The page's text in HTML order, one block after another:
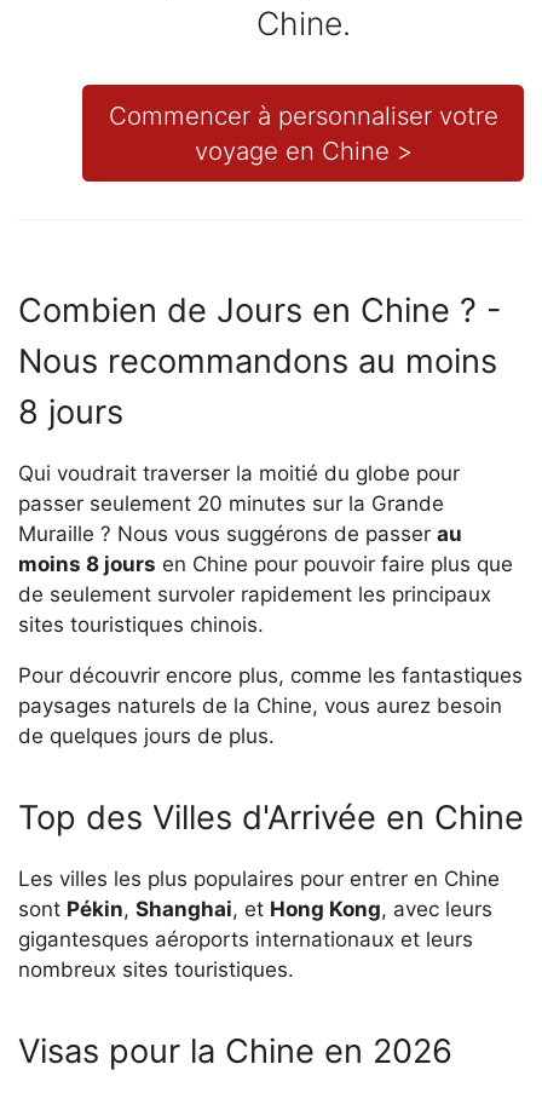
Chine.
Commencer à personnaliser votre
voyage en Chine >
Combien de Jours en Chine ? -
Nous recommandons au moins
8 jours
Qui voudrait traverser la moitié du globe pour
passer seulement 20 minutes sur la Grande
Muraille ? Nous vous suggérons de passer au
moins 8 jours en Chine pour pouvoir faire plus que
de seulement survoler rapidement les principaux
sites touristiques chinois.
Pour découvrir encore plus, comme les fantastiques
paysages naturels de la Chine, vous aurez besoin
de quelques jours de plus.
Top des Villes d'Arrivée en Chine
Les villes les plus populaires pour entrer en Chine
sont Pékin, Shanghai, et Hong Kong, avec leurs
gigantesques aéroports internationaux et leurs
nombreux sites touristiques.
Visas pour la Chine en 2026